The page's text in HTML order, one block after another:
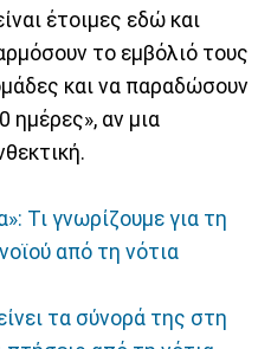
έτοιμες εδώ και
το εμβόλιό τους
και να παραδώσουν
ημέρες», αν μια
Τι γνωρίζουμε για τη
από τη νότια
τα σύνορά της στη